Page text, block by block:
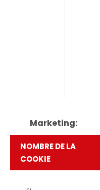
Marketing:
NOMBRE DE LA
COOKIE